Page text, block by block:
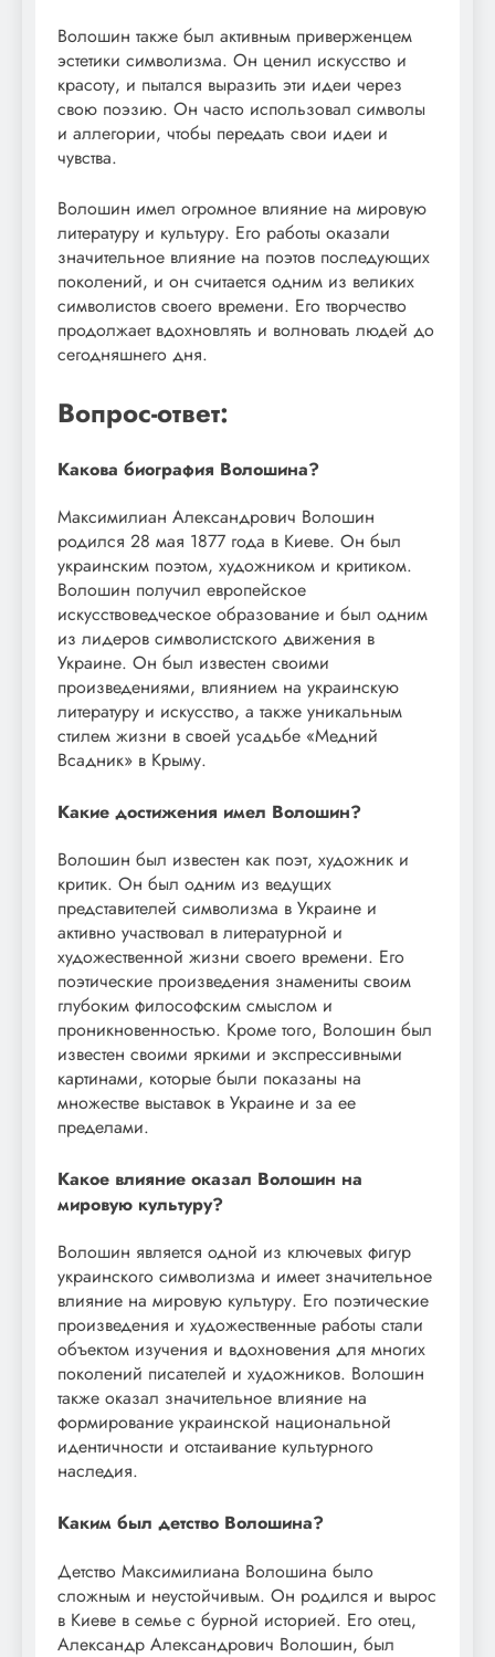
Волошин также был активным приверженцем
эстетики символизма. Он ценил искусство и
красоту, и пытался выразить эти идеи через
свою поэзию. Он часто использовал символы
и аллегории, чтобы передать свои идеи и
чувства.
Волошин имел огромное влияние на мировую
литературу и культуру. Его работы оказали
значительное влияние на поэтов последующих
поколений, и он считается одним из великих
символистов своего времени. Его творчество
продолжает вдохновлять и волновать людей до
сегодняшнего дня.
Вопрос-ответ:
Какова биография Волошина?
Максимилиан Александрович Волошин
родился 28 мая 1877 года в Киеве. Он был
украинским поэтом, художником и критиком.
Волошин получил европейское
искусствоведческое образование и был одним
из лидеров символистского движения в
Украине. Он был известен своими
произведениями, влиянием на украинскую
литературу и искусство, а также уникальным
стилем жизни в своей усадьбе «Медний
Всадник» в Крыму.
Какие достижения имел Волошин?
Волошин был известен как поэт, художник и
критик. Он был одним из ведущих
представителей символизма в Украине и
активно участвовал в литературной и
художественной жизни своего времени. Его
поэтические произведения знамениты своим
глубоким философским смыслом и
проникновенностью. Кроме того, Волошин был
известен своими яркими и экспрессивными
картинами, которые были показаны на
множестве выставок в Украине и за ее
пределами.
Какое влияние оказал Волошин на
мировую культуру?
Волошин является одной из ключевых фигур
украинского символизма и имеет значительное
влияние на мировую культуру. Его поэтические
произведения и художественные работы стали
объектом изучения и вдохновения для многих
поколений писателей и художников. Волошин
также оказал значительное влияние на
формирование украинской национальной
идентичности и отстаивание культурного
наследия.
Каким был детство Волошина?
Детство Максимилиана Волошина было
сложным и неустойчивым. Он родился и вырос
в Киеве в семье с бурной историей. Его отец,
Александр Александрович Волошин, был